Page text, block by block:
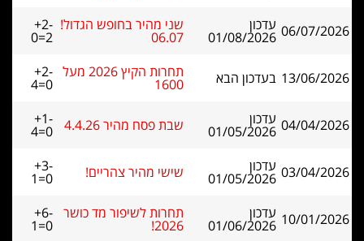
06/07/2026 עדכון
01/08/2026
שני מהיר בחופש הגדול!
06.07
+2-
0=2
13/06/2026 בעדכון הבא תחרות הקיץ 2026 מעל
1600
+2-
4=0
04/04/2026 עדכון
01/05/2026 שבת פסח מהיר 4.4.26 +1-
4=0
03/04/2026 עדכון
01/05/2026 שישי מהיר צהריים! +3-
1=0
10/01/2026 עדכון
01/06/2026
תחרות לשיפור מד כושר
2026!
+6-
1=0